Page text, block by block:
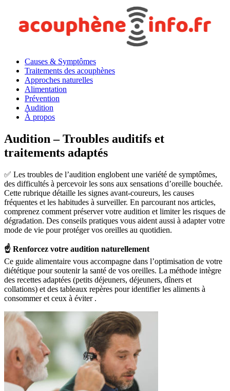
Causes & Symptômes
Traitements des acouphènes
Approches naturelles
Alimentation
Prévention
Audition
À propos
Audition – Troubles auditifs et
traitements adaptés
✅ Les troubles de l’audition englobent une variété de symptômes,
des difficultés à percevoir les sons aux sensations d’oreille bouchée.
Cette rubrique détaille les signes avant-coureurs, les causes
fréquentes et les habitudes à surveiller. En parcourant nos articles,
comprenez comment préserver votre audition et limiter les risques de
dégradation. Des conseils pratiques vous aident aussi à adapter votre
mode de vie pour protéger vos oreilles au quotidien.
☝️ Renforcez votre audition naturellement
Ce guide alimentaire vous accompagne dans l’optimisation de votre
diététique pour soutenir la santé de vos oreilles. La méthode intègre
des recettes adaptées (petits déjeuners, déjeuners, dîners et
collations) et des tableaux repères pour identifier les aliments à
consommer et ceux à éviter .